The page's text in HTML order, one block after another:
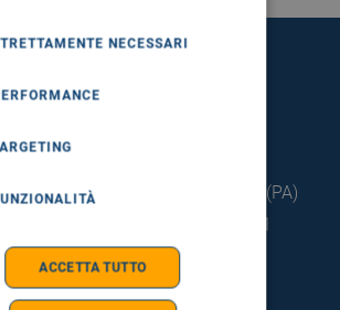
Istituto
- Pisciotto 90015 Cefalù (PA)
920 111
Portineria: +39 0921
info@hsrgiglio.it
NECESSARI
ACCETTA TUTTO